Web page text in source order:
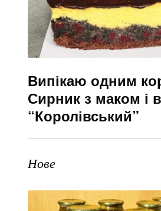
Випікаю одним
Сирник з маком і
“Королівський”
Нове